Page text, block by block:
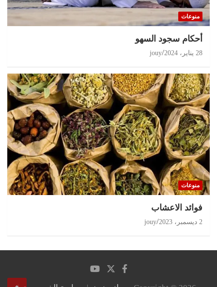
منوعات
أحكام سجود السهو
28 يناير، 2024 jouy
منوعات
‏فوائد الاعشاب
2 ديسمبر، 2023 jouy